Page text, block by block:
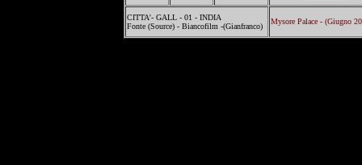
CITTA'- GALL - 01 - INDIA
Fonte (Source) - Biancofilm -(Gianfranco)
Mysore Palace - (Giugno